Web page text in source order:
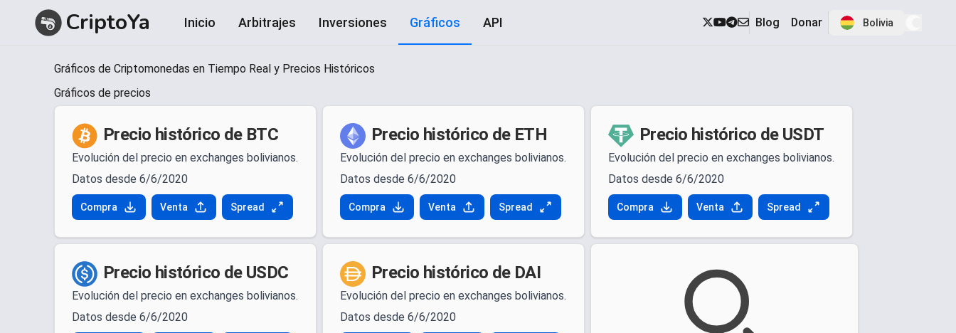
CriptoYa Inicio Arbitrajes Inversiones Gráficos API Blog Donar Bolivia
1
1
Gráficos de Criptomonedas en Tiempo Real y Precios Históricos
Gráficos de precios
Precio histórico de BTC
Evolución del precio en exchanges bolivianos.
Datos desde 6/6/2020
Compra Venta Spread
Precio histórico de ETH
Evolución del precio en exchanges bolivianos.
Datos desde 6/6/2020
Compra Venta Spread
Precio histórico de USDT
Evolución del precio en exchanges bolivianos.
Datos desde 6/6/2020
Compra Venta Spread
Precio histórico de USDC
Evolución del precio en exchanges bolivianos.
Datos desde 6/6/2020
Precio histórico de DAI
Evolución del precio en exchanges bolivianos.
Datos desde 6/6/2020